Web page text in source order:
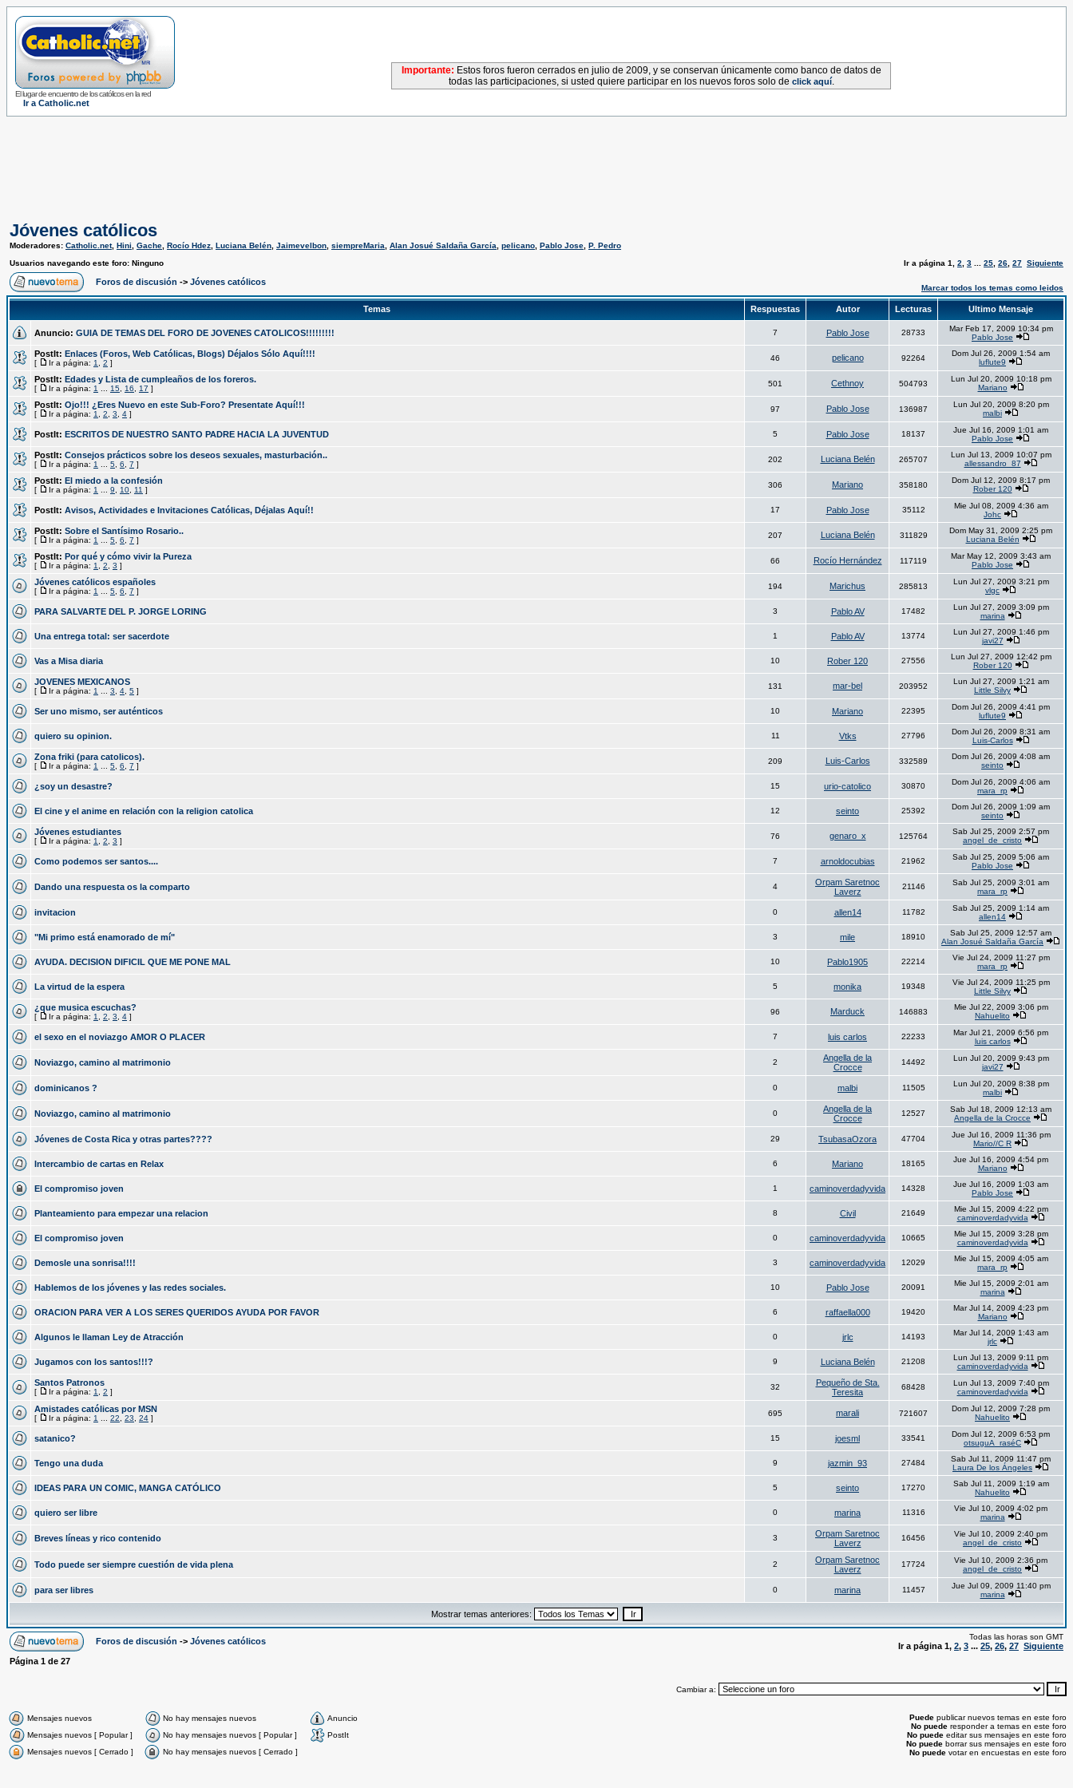
El lugar de encuentro de los católicos en la red
Ir a Catholic.net
Importante: Estos foros fueron cerrados en julio de 2009, y se conservan únicamente como banco de datos de
todas las participaciones, si usted quiere participar en los nuevos foros solo de click aquí.
Jóvenes católicos
Moderadores: Catholic.net, Hini Gache Rocío Hdez Luciana Belén Jaimevelbon siempreMaria Alan Josué Saldaña García pelicano Pablo Jose P. Pedro
Usuarios navegando este foro: Ninguno
Ir a página 1 2 3 25 26 27 Siguiente
Foros de discusión -> Jóvenes católicos
Marcar todos los temas como leidos
Temas Respuestas Autor Lecturas Ultimo Mensaje
Anuncio: GUIA DE TEMAS DEL FORO DE JOVENES CATOLICOS!!!!!!!!! 7 Pablo Jose 28733
Mar Feb 17, 2009 10:34 pm
Pablo Jose
PostIt: Enlaces (Foros, Web Católicas, Blogs) Déjalos Sólo Aquí!!!!
[ Ir a página: 1 2 ]
46 pelicano 92264
Dom Jul 26, 2009 1:54 am
luflute9
PostIt: Edades y Lista de cumpleaños de los foreros.
[ Ir a página: 1 15 16 17 ]
501 Cethnoy 504793
Lun Jul 20, 2009 10:18 pm
Mariano
PostIt: Ojo!!! ¿Eres Nuevo en este Sub-Foro? Presentate Aquí!!!
[ Ir a página: 1 2 3 4 ]
97 Pablo Jose 136987
Lun Jul 20, 2009 8:20 pm
malbi
PostIt: ESCRITOS DE NUESTRO SANTO PADRE HACIA LA JUVENTUD 5 Pablo Jose 18137
Jue Jul 16, 2009 1:01 am
Pablo Jose
PostIt: Consejos prácticos sobre los deseos sexuales, masturbación..
[ Ir a página: 1 5 6 7 ]
202 Luciana Belén 265707
Lun Jul 13, 2009 10:07 pm
allessandro_87
PostIt: El miedo a la confesión
[ Ir a página: 1 9 10 11 ]
306 Mariano 358180
Dom Jul 12, 2009 8:17 pm
Rober 120
PostIt: Avisos, Actividades e Invitaciones Católicas, Déjalas Aquí!! 17 Pablo Jose 35112
Mie Jul 08, 2009 4:36 am
Johc
PostIt: Sobre el Santísimo Rosario..
[ Ir a página: 1 5 6 7 ]
207 Luciana Belén 311829
Dom May 31, 2009 2:25 pm
Luciana Belén
PostIt: Por qué y cómo vivir la Pureza
[ Ir a página: 1 2 3 ]
66 Rocío Hernández 117119
Mar May 12, 2009 3:43 am
Pablo Jose
Jóvenes católicos españoles
[ Ir a página: 1 5 6 7 ]
194 Marichus 285813
Lun Jul 27, 2009 3:21 pm
vlgc
PARA SALVARTE DEL P. JORGE LORING 3 Pablo AV 17482
Lun Jul 27, 2009 3:09 pm
marina
Una entrega total: ser sacerdote 1 Pablo AV 13774
Lun Jul 27, 2009 1:46 pm
javi27
Vas a Misa diaria 10 Rober 120 27556
Lun Jul 27, 2009 12:42 pm
Rober 120
JOVENES MEXICANOS
[ Ir a página: 1 3 4 5 ]
131 mar-bel 203952
Lun Jul 27, 2009 1:21 am
Little Silvy
Ser uno mismo, ser auténticos 10 Mariano 22395
Dom Jul 26, 2009 4:41 pm
luflute9
quiero su opinion. 11 Vtks 27796
Dom Jul 26, 2009 8:31 am
Luis-Carlos
Zona friki (para catolicos).
[ Ir a página: 1 5 6 7 ]
209 Luis-Carlos 332589
Dom Jul 26, 2009 4:08 am
seinto
¿soy un desastre? 15 urio-catolico 30870
Dom Jul 26, 2009 4:06 am
mara_rp
El cine y el anime en relación con la religion catolica 12 seinto 25392
Dom Jul 26, 2009 1:09 am
seinto
Jóvenes estudiantes
[ Ir a página: 1 2 3 ]
76 genaro_x 125764
Sab Jul 25, 2009 2:57 pm
angel_de_cristo
Como podemos ser santos.... 7 arnoldocubias 21962
Sab Jul 25, 2009 5:06 am
Pablo Jose
Dando una respuesta os la comparto 4
Orpam Saretnoc
Laverz
21146
Sab Jul 25, 2009 3:01 am
mara_rp
invitacion 0 allen14 11782
Sab Jul 25, 2009 1:14 am
allen14
"Mi primo está enamorado de mí" 3 mile 18910
Sab Jul 25, 2009 12:57 am
Alan Josué Saldaña García
AYUDA. DECISION DIFICIL QUE ME PONE MAL 10 Pablo1905 22214
Vie Jul 24, 2009 11:27 pm
mara_rp
La virtud de la espera 5 monika 19348
Vie Jul 24, 2009 11:25 pm
Little Silvy
¿que musica escuchas?
[ Ir a página: 1 2 3 4 ]
96 Marduck 146883
Mie Jul 22, 2009 3:06 pm
Nahuelito
el sexo en el noviazgo AMOR O PLACER 7 luis carlos 22233
Mar Jul 21, 2009 6:56 pm
luis carlos
Noviazgo, camino al matrimonio 2
Angella de la
Crocce
14492
Lun Jul 20, 2009 9:43 pm
javi27
dominicanos ? 0 malbi 11505
Lun Jul 20, 2009 8:38 pm
malbi
Noviazgo, camino al matrimonio 0
Angella de la
Crocce
12527
Sab Jul 18, 2009 12:13 am
Angella de la Crocce
Jóvenes de Costa Rica y otras partes???? 29 TsubasaOzora 47704
Jue Jul 16, 2009 11:36 pm
Mario//C R
Intercambio de cartas en Relax 6 Mariano 18165
Jue Jul 16, 2009 4:54 pm
Mariano
El compromiso joven 1 caminoverdadyvida 14328
Jue Jul 16, 2009 1:03 am
Pablo Jose
Planteamiento para empezar una relacion 8 Civil 21649
Mie Jul 15, 2009 4:22 pm
caminoverdadyvida
El compromiso joven 0 caminoverdadyvida 10665
Mie Jul 15, 2009 3:28 pm
caminoverdadyvida
Demosle una sonrisa!!!! 3 caminoverdadyvida 12029
Mie Jul 15, 2009 4:05 am
mara_rp
Hablemos de los jóvenes y las redes sociales. 10 Pablo Jose 20091
Mie Jul 15, 2009 2:01 am
marina
ORACION PARA VER A LOS SERES QUERIDOS AYUDA POR FAVOR 6 raffaella000 19420
Mar Jul 14, 2009 4:23 pm
Mariano
Algunos le llaman Ley de Atracción 0 jrlc 14193
Mar Jul 14, 2009 1:43 am
jrlc
Jugamos con los santos!!!? 9 Luciana Belén 21208
Lun Jul 13, 2009 9:11 pm
caminoverdadyvida
Santos Patronos
[ Ir a página: 1 2 ]
32
Pequeño de Sta.
Teresita
68428
Lun Jul 13, 2009 7:40 pm
caminoverdadyvida
Amistades católicas por MSN
[ Ir a página: 1 22 23 24 ]
695 marali 721607
Dom Jul 12, 2009 7:28 pm
Nahuelito
satanico? 15 joesml 33541
Dom Jul 12, 2009 6:53 pm
otsuguA_raséC
Tengo una duda 9 jazmin_93 27484
Sab Jul 11, 2009 11:47 pm
Laura De los Ángeles
IDEAS PARA UN COMIC, MANGA CATÓLICO 5 seinto 17270
Sab Jul 11, 2009 1:19 am
Nahuelito
quiero ser libre 0 marina 11316
Vie Jul 10, 2009 4:02 pm
marina
Breves líneas y rico contenido 3
Orpam Saretnoc
Laverz
16456
Vie Jul 10, 2009 2:40 pm
angel_de_cristo
Todo puede ser siempre cuestión de vida plena 2
Orpam Saretnoc
Laverz
17724
Vie Jul 10, 2009 2:36 pm
angel_de_cristo
para ser libres 0 marina 11457
Jue Jul 09, 2009 11:40 pm
marina
Mostrar temas anteriores:
Foros de discusión -> Jóvenes católicos Todas las horas son GMT
Ir a página 1, 2, 3 ... 25, 26, 27 Siguiente
Página 1 de 27
Cambiar a:
Mensajes nuevos No hay mensajes nuevos
Anuncio
Mensajes nuevos [ Popular ]
No hay mensajes nuevos [ Popular ]
PostIt
Mensajes nuevos [ Cerrado ]
No hay mensajes nuevos [ Cerrado ]
Puede publicar nuevos temas en este foro
No puede responder a temas en este foro
No puede editar sus mensajes en este foro
No puede borrar sus mensajes en este foro
No puede votar en encuestas en este foro